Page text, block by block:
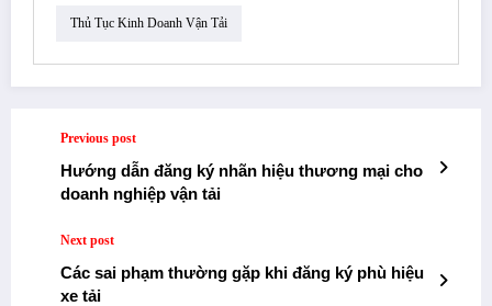
Thủ Tục Kinh Doanh Vận Tải
Previous post
Hướng dẫn đăng ký nhãn hiệu thương mại cho
doanh nghiệp vận tải
Next post
Các sai phạm thường gặp khi đăng ký phù hiệu
xe tải